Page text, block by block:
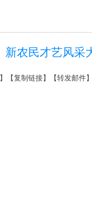
新农民才艺风采
】【复制链接】【转发邮件